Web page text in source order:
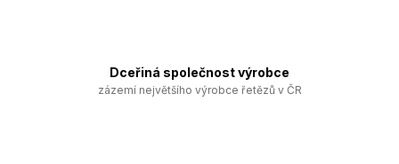
Dceřiná společnost výrobce
zázemí největšího výrobce řetězů v ČR